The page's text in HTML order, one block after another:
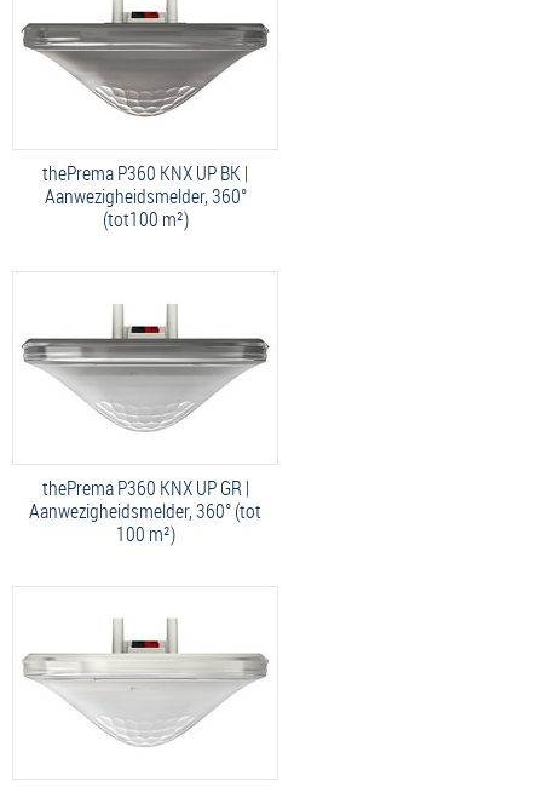
thePrema P360 KNX UP BK |
Aanwezigheidsmelder, 360°
(tot100 m²)
thePrema P360 KNX UP GR |
Aanwezigheidsmelder, 360° (tot
100 m²)